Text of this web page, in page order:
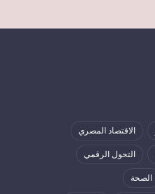
الاقتصاد المصري
التحول الرقمي
الصحة